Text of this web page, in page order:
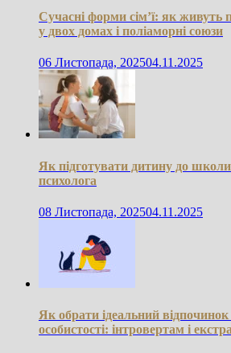
Сучасні форми сім’ї: як живуть
у двох домах і поліаморні союзи
06 Листопада, 202504.11.2025
Як підготувати дитину до
психолога
08 Листопада, 202504.11.2025
Як обрати ідеальний
особистості: інтровертам і